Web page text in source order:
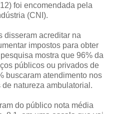
foi encomendada pela
(CNI).
disseram acreditar na
impostos para obter
mostra que 96% da
públicos ou privados de
buscaram atendimento nos
natureza ambulatorial.
do público nota média